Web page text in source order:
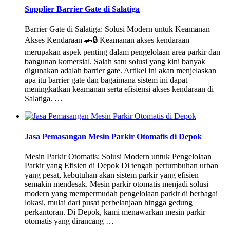
Supplier Barrier Gate di Salatiga
Barrier Gate di Salatiga: Solusi Modern untuk Keamanan
Akses Kendaraan 🚗🔒 Keamanan akses kendaraan
merupakan aspek penting dalam pengelolaan area parkir dan
bangunan komersial. Salah satu solusi yang kini banyak
digunakan adalah barrier gate. Artikel ini akan menjelaskan
apa itu barrier gate dan bagaimana sistem ini dapat
meningkatkan keamanan serta efisiensi akses kendaraan di
Salatiga. …
Jasa Pemasangan Mesin Parkir Otomatis di Depok
Mesin Parkir Otomatis: Solusi Modern untuk Pengelolaan
Parkir yang Efisien di Depok Di tengah pertumbuhan urban
yang pesat, kebutuhan akan sistem parkir yang efisien
semakin mendesak. Mesin parkir otomatis menjadi solusi
modern yang mempermudah pengelolaan parkir di berbagai
lokasi, mulai dari pusat perbelanjaan hingga gedung
perkantoran. Di Depok, kami menawarkan mesin parkir
otomatis yang dirancang …